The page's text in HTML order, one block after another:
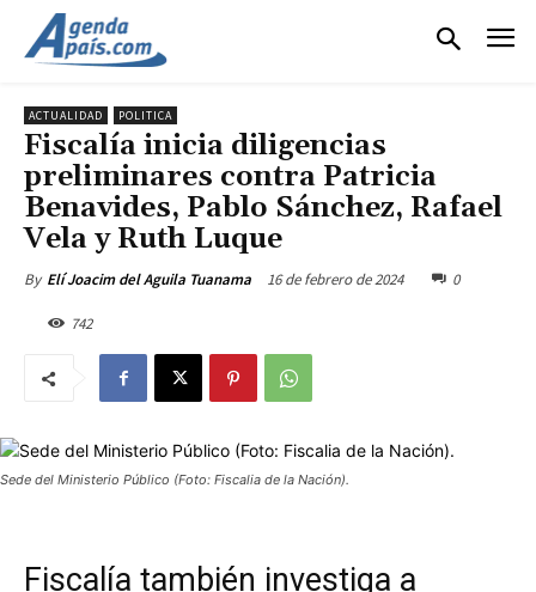
ACTUALIDAD POLITICA
Fiscalía inicia diligencias
preliminares contra Patricia
Benavides, Pablo Sánchez, Rafael
Vela y Ruth Luque
By Elí Joacim del Aguila Tuanama 16 de febrero de 2024 0
742
Sede del Ministerio Público (Foto: Fiscalia de la Nación).
Fiscalía también investiga a